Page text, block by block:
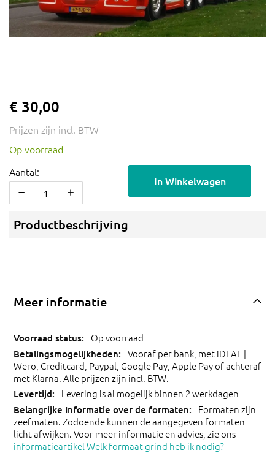
€ 30,00
Prijzen zijn incl. BTW
Op voorraad
Aantal:
In Winkelwagen
Productbeschrijving
Meer informatie
Op voorraad
Vooraf per bank, met iDEAL |
Wero, Creditcard, Paypal, Google Pay, Apple Pay of achteraf
met Klarna. Alle prijzen zijn incl. BTW.
Levering is al mogelijk binnen 2 werkdagen
Formaten zijn
zeefmaten. Zodoende kunnen de aangegeven formaten
licht afwijken. Voor meer informatie en advies, zie ons
informatieartikel Welk formaat grind heb ik nodig?